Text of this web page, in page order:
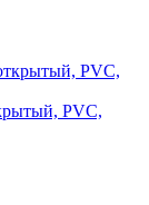
PVC,